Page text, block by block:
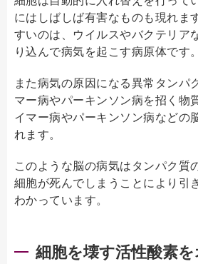
にはしばしば有害なものも現れま
すいのは、ウイルスやバクテリア
り込んで病気を起こす病原体です。
また病気の原因になる異常タンパ
マー病やパーキンソン病を招く物
イマー病やパーキンソン病などの
れます。
このような脳の病気はタンパク質
細胞が死んでしまうことにより引
わかっています。
細胞を壊す活性酸素